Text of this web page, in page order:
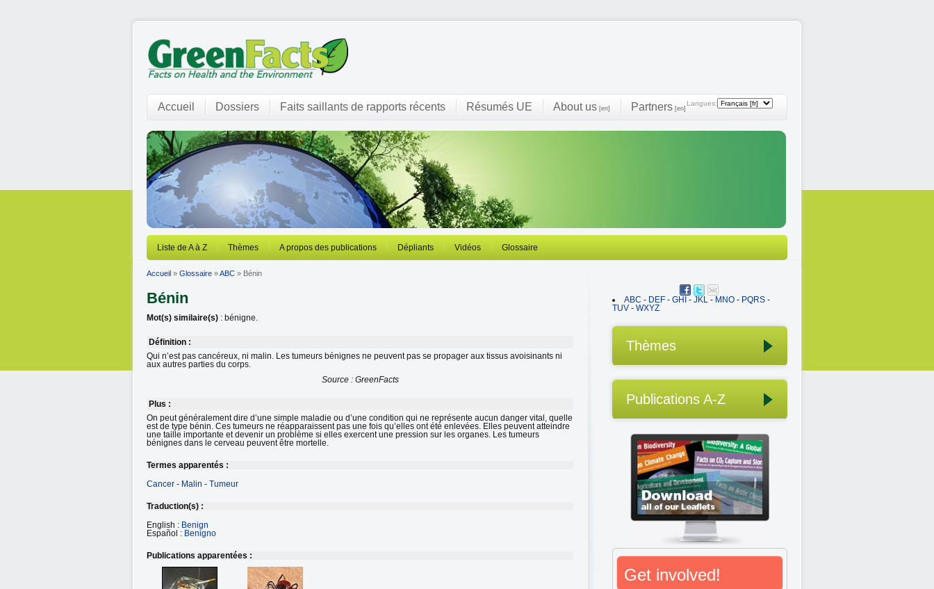
Langues:
Accueil Dossiers Faits saillants de rapports récents Résumés UE About us [en] Partners [en]
Liste de A à Z Thèmes A propos des publications Dépliants Vidéos Glossaire
Accueil » Glossaire »ABC » Bénin
Bénin
Mot(s) similaire(s) : bénigne.
Définition :
Qui n’est pas cancéreux, ni malin. Les tumeurs bénignes ne peuvent pas se propager aux tissus avoisinants ni
aux autres parties du corps.
Source : GreenFacts
Plus :
On peut généralement dire d’une simple maladie ou d’une condition qui ne représente aucun danger vital, quelle
est de type bénin. Ces tumeurs ne réapparaissent pas une fois qu’elles ont été enlevées. Elles peuvent atteindre
une taille importante et devenir un problème si elles exercent une pression sur les organes. Les tumeurs
bénignes dans le cerveau peuvent être mortelle.
Termes apparentés :
Cancer - Malin - Tumeur
Traduction(s) :
English : Benign
Español : Benigno
Publications apparentées :
ABC - DEF - GHI - JKL - MNO - PQRS -
TUV - WXYZ
Thèmes
Publications A-Z
Get involved!